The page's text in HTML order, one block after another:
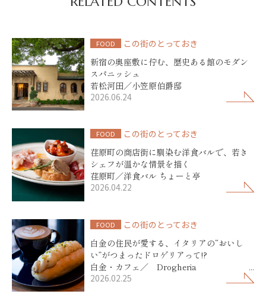
FOOD
この街のとっておき
新宿の奥座敷に佇む、歴史ある館のモダン
スパニッシュ
若松河田／小笠原伯爵邸
2026.06.24
FOOD
この街のとっておき
荏原町の商店街に馴染む洋食バルで、若き
シェフが温かな情景を描く
荏原町／洋食バル ちょーと亭
2026.04.22
FOOD
この街のとっておき
白金の住民が愛する、イタリアの“おいし
い”がつまったドロゲリアって!?
白金・カフェ／ Drogheria
Sancricca（ドロゲリア サンクリッカ）
2026.02.25